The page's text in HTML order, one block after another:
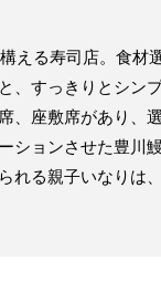
える寿司店。食材
、すっきりとシン
、座敷席があり、
ションさせた豊川
れる親子いなりは